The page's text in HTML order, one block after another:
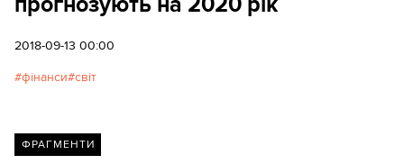
2018-09-13 00:00
фінанси світ
ФРАГМЕНТИ